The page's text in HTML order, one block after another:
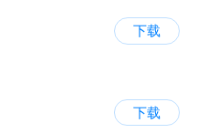
下载
下载